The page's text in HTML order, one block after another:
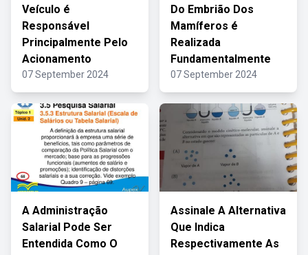
Veículo é
Responsável
Principalmente Pelo
Acionamento
07 September 2024
Do Embrião Dos
Mamíferos é
Realizada
Fundamentalmente
07 September 2024
A Administração
Salarial Pode Ser
Entendida Como O
Assinale A Alternativa
Que Indica
Respectivamente As